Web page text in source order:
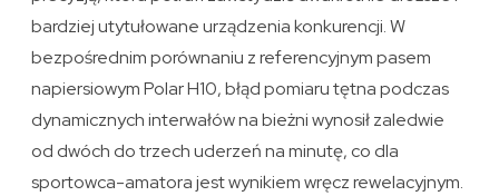
bardziej utytułowane urządzenia konkurencji. W
bezpośrednim porównaniu z referencyjnym pasem
napiersiowym Polar H10, błąd pomiaru tętna podczas
dynamicznych interwałów na bieżni wynosił zaledwie
od dwóch do trzech uderzeń na minutę, co dla
sportowca-amatora jest wynikiem wręcz rewelacyjnym.